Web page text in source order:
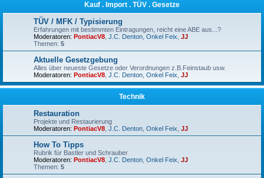
Kauf . Import . TÜV . Gesetze
TÜV / MFK / Typisierung
Erfahrungen mit bestimmten Eintragungen, reicht eine ABE aus...?
Moderatoren: PontiacV8 J.C. Denton Onkel Feix JJ
Themen: 5
Aktuelle Gesetzgebung
Alles über neueste Gesetze oder Verordnungen z.B.Feinstaub usw.
Moderatoren: PontiacV8 J.C. Denton Onkel Feix JJ
Technik
Restauration
Projekte und Restaurierung
Moderatoren: PontiacV8 J.C. Denton Onkel Feix JJ
How To Tipps
Rubrik für Bastler und Schrauber
Moderatoren: PontiacV8 J.C. Denton Onkel Feix JJ
Themen: 5